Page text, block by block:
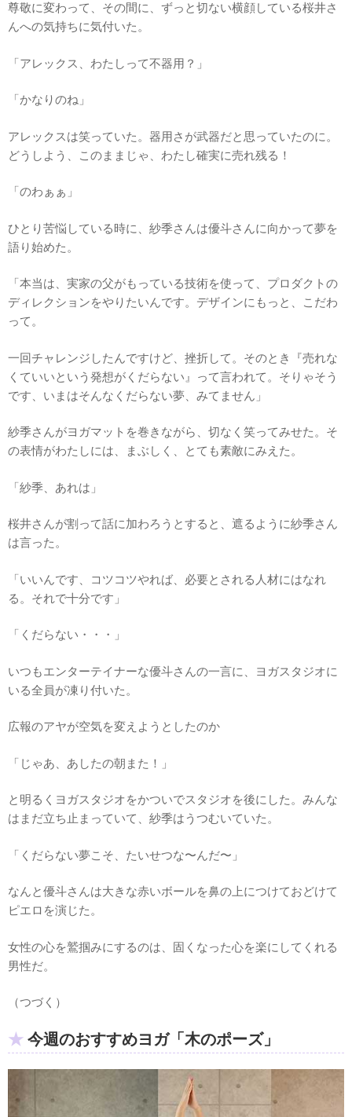
尊敬に変わって、その間に、ずっと切ない横顔している桜井さ
んへの気持ちに気付いた。
「アレックス、わたしって不器用？」
「かなりのね」
アレックスは笑っていた。器用さが武器だと思っていたのに。
どうしよう、このままじゃ、わたし確実に売れ残る！
「のわぁぁ」
ひとり苦悩している時に、紗季さんは優斗さんに向かって夢を
語り始めた。
「本当は、実家の父がもっている技術を使って、プロダクトの
ディレクションをやりたいんです。デザインにもっと、こだわ
って。
一回チャレンジしたんですけど、挫折して。そのとき『売れな
くていいという発想がくだらない』って言われて。そりゃそう
です、いまはそんなくだらない夢、みてません」
紗季さんがヨガマットを巻きながら、切なく笑ってみせた。そ
の表情がわたしには、まぶしく、とても素敵にみえた。
「紗季、あれは」
桜井さんが割って話に加わろうとすると、遮るように紗季さん
は言った。
「いいんです、コツコツやれば、必要とされる人材にはなれ
る。それで十分です」
「くだらない・・・」
いつもエンターテイナーな優斗さんの一言に、ヨガスタジオに
いる全員が凍り付いた。
広報のアヤが空気を変えようとしたのか
「じゃあ、あしたの朝また！」
と明るくヨガスタジオをかついでスタジオを後にした。みんな
はまだ立ち止まっていて、紗季はうつむいていた。
「くだらない夢こそ、たいせつな〜んだ〜」
なんと優斗さんは大きな赤いボールを鼻の上につけておどけて
ピエロを演じた。
女性の心を鷲掴みにするのは、固くなった心を楽にしてくれる
男性だ。
（つづく）
今週のおすすめヨガ「木のポーズ」